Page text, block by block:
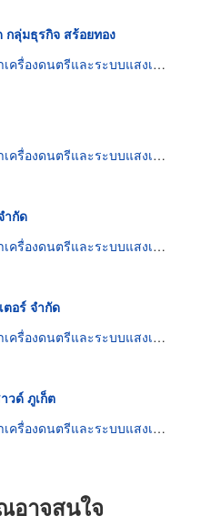
ลุ่มธุรกิจ สร้อยทอง
ครื่องดนตรีและระบบแสงเสียง
ครื่องดนตรีและระบบแสงเสียง
ำกัด
ครื่องดนตรีและระบบแสงเสียง
ตอร์ จำกัด
ครื่องดนตรีและระบบแสงเสียง
วด์ ภูเก็ต
ครื่องดนตรีและระบบแสงเสียง
าจสนใจ